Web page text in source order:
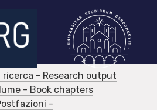
ricerca - Research output
- Book chapters
-